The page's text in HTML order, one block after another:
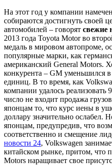
На этот год у компании
собираются достигнуть своей
автомобилей – говорят свежие
2013 года Toyota Motor во
медаль в мировом автопроме,
популярные марки, как
американский General Motors.
конкурента – GM уменьшился в
единиц. В то время, как
компании удалось
число не входит продажа
японцам то, что курс иены в
доллару значительно ослабел.
японцам, предупредив, что
соответственно и смещение
новости 24, Volkswagen
китайском рынке, притом, что
Motors наращивает свое